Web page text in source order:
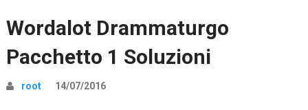
Wordalot Drammaturgo
Pacchetto 1 Soluzioni
root 14/07/2016